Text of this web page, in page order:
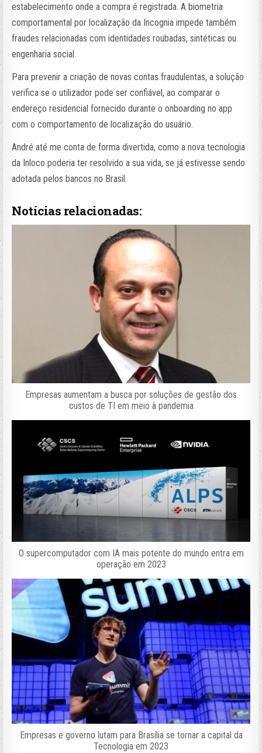
estabelecimento onde a compra é registrada. A biometria
comportamental por localização da Incognia impede também
fraudes relacionadas com identidades roubadas, sintéticas ou
engenharia social.
Para prevenir a criação de novas contas fraudulentas, a solução
verifica se o utilizador pode ser confiável, ao comparar o
endereço residencial fornecido durante o onboarding no app
com o comportamento de localização do usuário.
André até me conta de forma divertida, como a nova tecnologia
da Inloco poderia ter resolvido a sua vida, se já estivesse sendo
adotada pelos bancos no Brasil.
Notícias relacionadas:
Empresas aumentam a busca por soluções de gestão dos
custos de TI em meio à pandemia
O supercomputador com IA mais potente do mundo entra em
operação em 2023
Empresas e governo lutam para Brasília se tornar a capital da
Tecnologia em 2023